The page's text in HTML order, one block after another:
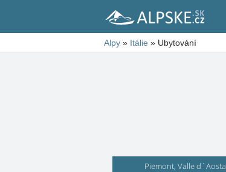
Alpy » Itálie » Ubytování
Piemont, Valle d´Aosta